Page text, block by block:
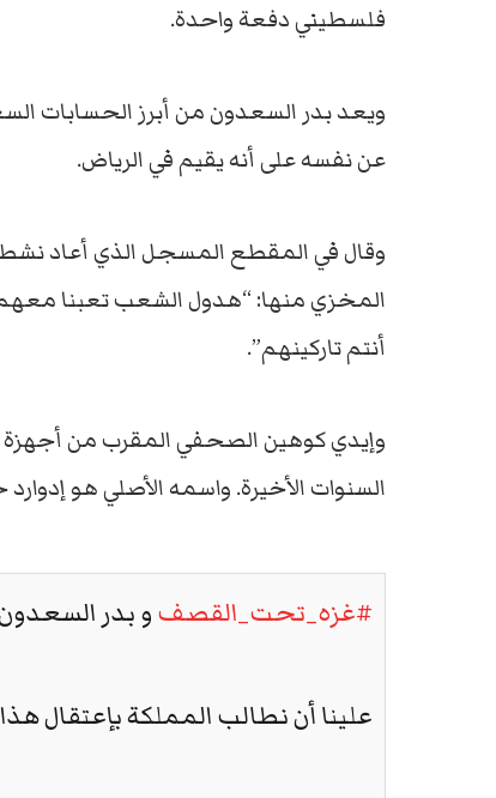
فلسطيني دفعة واحدة.
ويعد بدر السعدون من أبرز الحسابات
عن نفسه على أنه يقيم في الرياض.
وقال في المقطع المسجل الذي أعاد
المخزي منها: “هدول الشعب تعبنا معهم
أنتم تاركينهم”.
وإيدي كوهين الصحفي المقرب من أجهزة
السنوات الأخيرة. واسمه الأصلي هو
#غزه_تحت_القصفو بدر السعدون
علينا أن نطالب المملكة بإعتقال هذا